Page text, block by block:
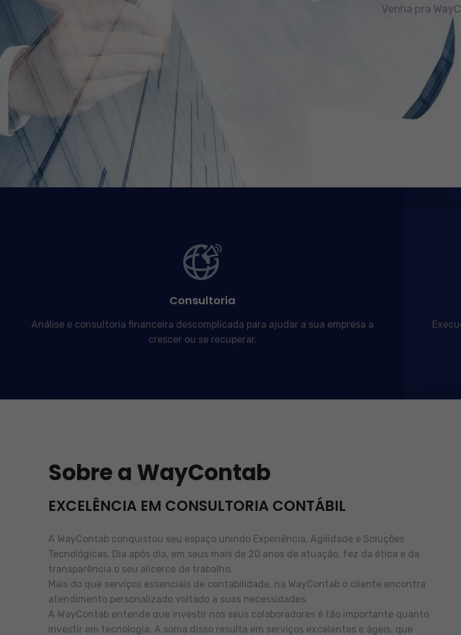
Venha pra
Consultoria
Análise e consultoria financeira descomplicada para ajudar a sua empresa a
crescer ou se recuperar.
Sobre a WayContab
EXCELÊNCIA EM CONSULTORIA CONTÁBIL
A WayContab conquistou seu espaço unindo Experiência, Agilidade e Soluções
Tecnológicas. Dia após dia, em seus mais de 20 anos de atuação, fez da ética e da
transparência o seu alicerce de trabalho.
Mais do que serviços essenciais de contabilidade, na WayContab o cliente encontra
atendimento personalizado voltado a suas necessidades.
A WayContab entende que investir nos seus colaboradores é tão importante quanto
investir em tecnologia. A soma disso resulta em serviços excelentes e ágeis, que